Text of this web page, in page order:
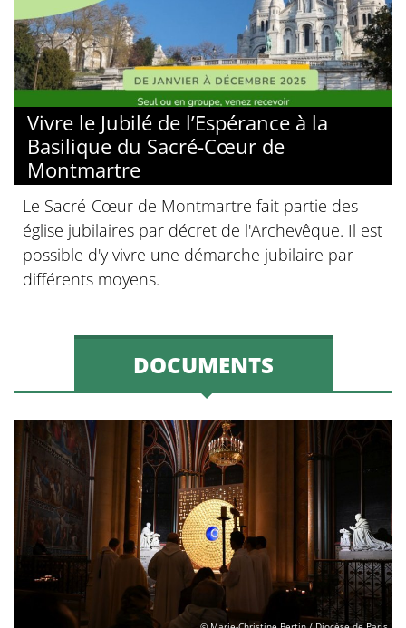
Vivre le Jubilé de l’Espérance à la
Basilique du Sacré-Cœur de
Montmartre
Le Sacré-Cœur de Montmartre fait partie des
église jubilaires par décret de l'Archevêque. Il est
possible d'y vivre une démarche jubilaire par
différents moyens.
DOCUMENTS